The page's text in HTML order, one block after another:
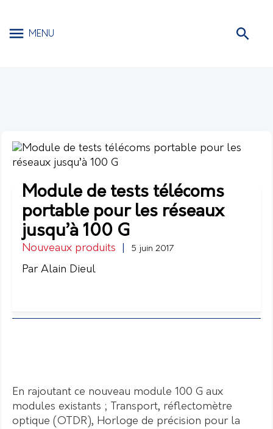
MENU
Module de tests télécoms
portable pour les réseaux
jusqu’à 100 G
Nouveaux produits 5 juin 2017
Par Alain Dieul
En rajoutant ce nouveau module 100 G aux
modules existants ; Transport, réflectomètre
optique (OTDR), Horloge de précision pour la